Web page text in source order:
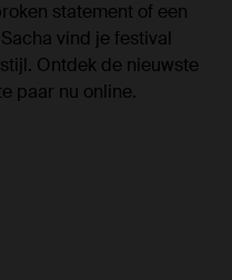
statement of een
vind je festival
Ontdek de nieuwste
paar nu online.